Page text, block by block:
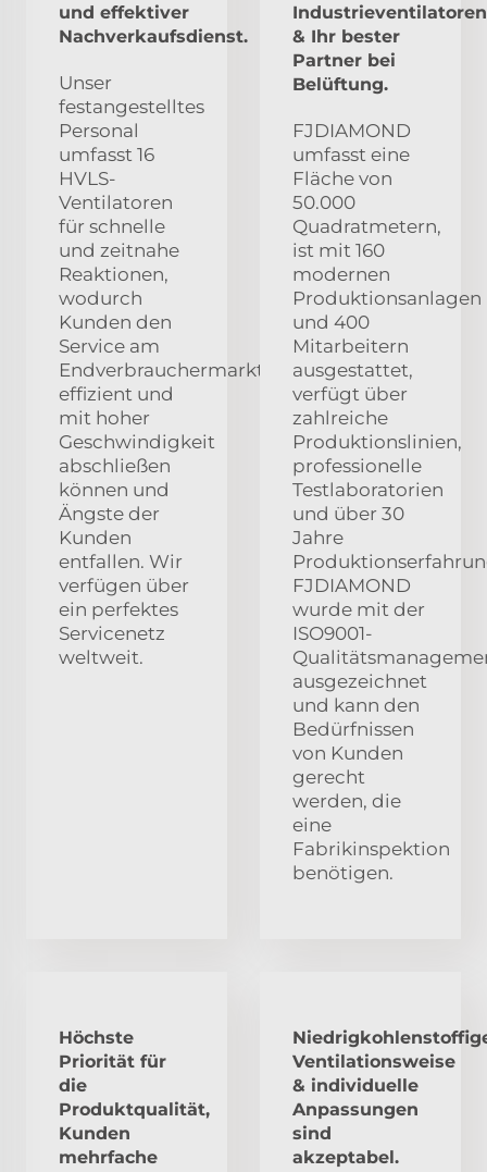
und effektiver
Nachverkaufsdienst.
Unser
festangestelltes
Personal
umfasst 16
HVLS-
Ventilatoren
für schnelle
und zeitnahe
Reaktionen,
wodurch
Kunden den
Service am
Endverbrauchermarkt
effizient und
mit hoher
Geschwindigkeit
abschließen
können und
Ängste der
Kunden
entfallen. Wir
verfügen über
ein perfektes
Servicenetz
weltweit.
Industrieventilatoren
& Ihr bester
Partner bei
Belüftung.
FJDIAMOND
umfasst eine
Fläche von
50.000
Quadratmetern,
ist mit 160
modernen
Produktionsanlagen
und 400
Mitarbeitern
ausgestattet,
verfügt über
zahlreiche
Produktionslinien,
professionelle
Testlaboratorien
und über 30
Jahre
FJDIAMOND
wurde mit der
ISO9001-
ausgezeichnet
und kann den
Bedürfnissen
von Kunden
gerecht
werden, die
eine
Fabrikinspektion
benötigen.
Höchste
Priorität für
die
Produktqualität,
Kunden
mehrfache
Ventilationsweise
& individuelle
Anpassungen
sind
akzeptabel.